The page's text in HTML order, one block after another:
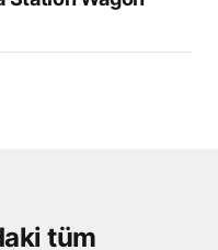
tüm